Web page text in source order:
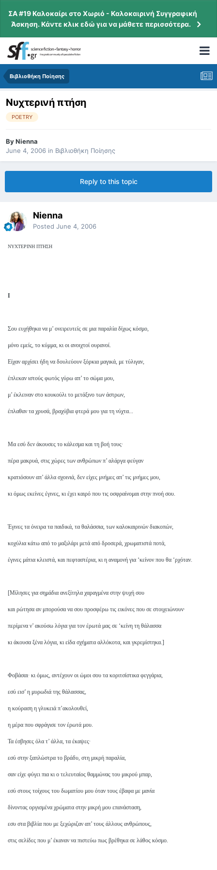
ΣΑ #19 Καλοκαίρι στο Χωριό - Καλοκαιρινή Συγγραφική
Άσκηση. Κάντε κλικ εδώ για να μάθετε περισσότερα.
Βιβλιοθήκη Ποίησης
Νυχτερινή πτήση
POETRY
ByNienna
June 4, 2006 in Βιβλιοθήκη Ποίησης
Reply to this topic
Nienna
Posted June 4, 2006
ΝΥΧΤΕΡΙΝΗ ΠΤΗΣΗ
Ι
Σου ευχήθηκα να μ’ ονειρευτείς σε μια παραλία δίχως κόσμο,
μόνο εμείς, το κύμμα, κι οι ανοιχτοί ουρανοί.
Είχαν αρχίσει ήδη να δουλεύουν ξόρκια μαγικά, με τύλιγαν,
έπλεκαν ιστούς φωτός γύρω απ’ το σώμα μου,
μ’ έκλειναν στο κουκούλι το μετάξινο των άστρων,
έπλαθαν τα χρυσά, βραχύβια φτερά μου για τη νύχτα...
Μα εσύ δεν άκουσες το κάλεσμα και τη βοή τους·
πέρα μακρυά, στις χώρες των ανθρώπων π’ αλάργα φεύγαν
κρατιόσουν απ’ άλλα σχοινιά, δεν είχες μνήμες απ’ τις μνήμες μου,
κι όμως εκείνες έγινες, κι έχει καιρό που τις οσφραίνομαι στην πνοή σου.
Έγινες τα όνειρα τα παιδικά, τα θαλάσσια, των καλοκαιρινών διακοπών,
κοχύλια κάτω από το μαξιλάρι μετά από δροσερά, χρωματιστά ποτά,
έγινες μάτια κλειστά, και πεφταστέρια, κι η αναμονή για ‘κείνον που θα ‘ρχόταν.
[Μίλησες για σημάδια ανεξίτηλα χαραγμένα στην ψυχή σου
και ρώτησα αν μπορούσα να σου προσφέρω τις εικόνες που σε στοιχειώνουν·
περίμενα ν’ ακούσω λόγια για τον έρωτά μας σε ‘κείνη τη θάλασσα
κι άκουσα ξένα λόγια, κι είδα σχήματα αλλόκοτα, και γκρεμίστηκα.]
Φοβάσαι· κι όμως, αντέχουν οι ώμοι σου τα κοριτσίστικα φεγγάρια,
εσύ εισ’ η μυρωδιά της θάλασσας,
η κούραση η γλυκειά π’ακολουθεί,
η μέρα που σφράγισε τον έρωτά μου.
Τα έσβησες όλα τ’ άλλα, τα έκαψες·
εσύ στην ξαπλώστρα το βράδυ, στη μικρή παραλία,
σαν είχε φύγει πια κι ο τελευταίος θαμμώνας του μικρού μπαρ,
εσύ στους τοίχους του δωματίου μου όταν τους έβαφα με μανία
δίνοντας οργισμένα χρώματα στην μικρή μου επανάσταση,
εσυ στα βιβλία που με ξεχώριζαν απ’ τους άλλους ανθρώπους,
στις σελίδες που μ’ έκαναν να πιστεύω πως βρέθηκα σε λάθος κόσμο.